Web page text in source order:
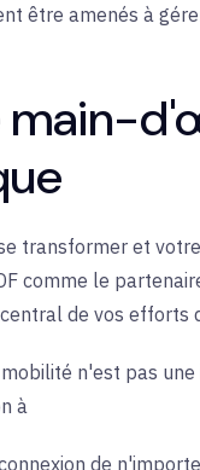
être amenés à
main-
transformer et
comme le
de vos efforts
n'est pas
à
de